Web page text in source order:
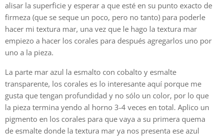
alisar la superficie y esperar a que esté en su punto exacto de
firmeza (que se seque un poco, pero no tanto) para poderle
hacer mi textura mar, una vez que le hago la textura mar
empiezo a hacer los corales para después agregarlos uno por
uno a la pieza.
La parte mar azul la esmalto con cobalto y esmalte
transparente, los corales es lo interesante aquí porque me
gusta que tengan profundidad y no sólo un color, por lo que
la pieza termina yendo al horno 3-4 veces en total. Aplico un
pigmento en los corales para que vaya a su primera quema
de esmalte donde la textura mar ya nos presenta ese azul